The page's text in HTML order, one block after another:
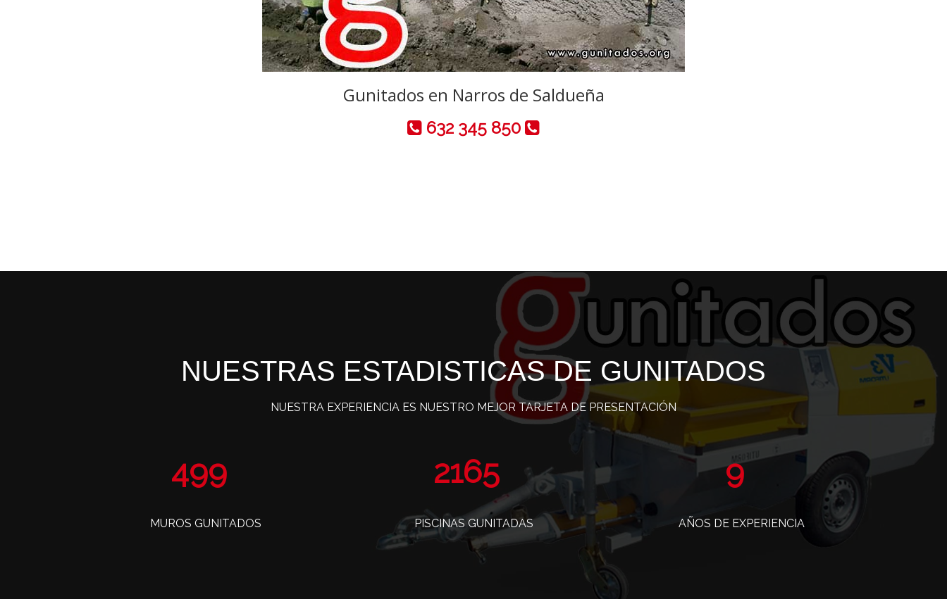
Gunitados en Narros de Saldueña
632 345 850
NUESTRAS ESTADISTICAS DE GUNITADOS
NUESTRA EXPERIENCIA ES NUESTRO MEJOR TARJETA DE PRESENTACIÓN
802
MUROS GUNITADOS
3478
PISCINAS GUNITADAS
15
AÑOS DE EXPERIENCIA